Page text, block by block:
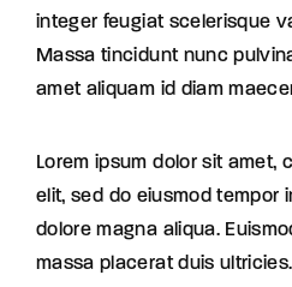
integer feugiat scelerisque
Massa tincidunt nunc
amet aliquam id diam
Lorem ipsum dolor sit amet,
elit, sed do eiusmod tempor
dolore magna aliqua.
massa placerat duis